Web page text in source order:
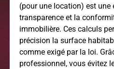
(pour une location) est une
transparence et la
immobilière. Ces calculs
précision la surface
comme exigé par la loi.
professionnel, vous évitez